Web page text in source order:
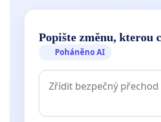
Popište změnu, kterou
Poháněno AI